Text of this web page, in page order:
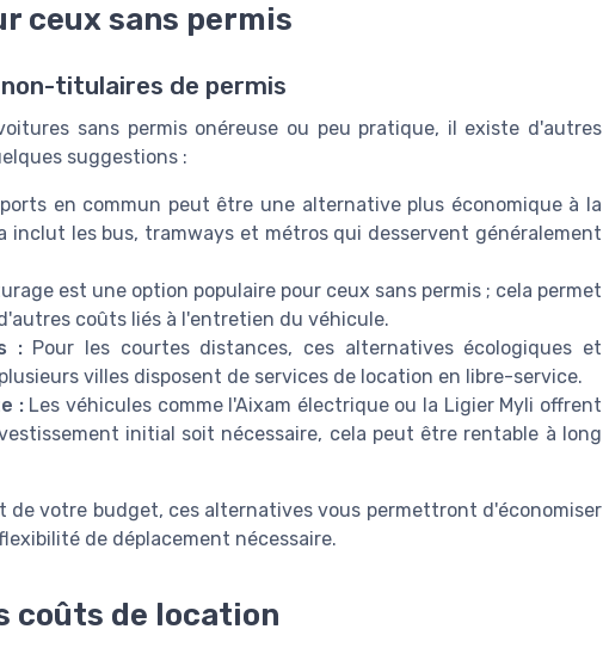
ceux sans permis
titulaires de permis
sans permis onéreuse ou peu pratique, il existe d'autres
suggestions :
en commun peut être une alternative plus économique à la
inclut les bus, tramways et métros qui desservent généralement
est une option populaire pour ceux sans permis ; cela permet
coûts liés à l'entretien du véhicule.
:Pour les courtes distances, ces alternatives écologiques et
villes disposent de services de location en libre-service.
:Les véhicules comme l'Aixam électrique ou la Ligier Myli offrent
initial soit nécessaire, cela peut être rentable à long
de votre budget, ces alternatives vous permettront d'économiser
de déplacement nécessaire.
coûts de location